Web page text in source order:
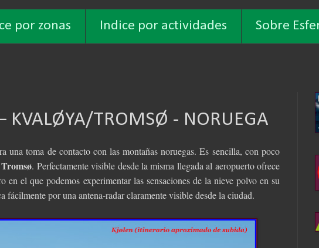
por zonas Indice por actividades Sobre
KVALØYA/TROMSØ - NORUEGA
una toma de contacto con las montañas noruegas. Es sencilla, con poco
Tromsø. Perfectamente visible desde la misma llegada al aeropuerto ofrece
en el que podemos experimentar las sensaciones de la nieve polvo en su
fácilmente por una antena-radar claramente visible desde la ciudad.